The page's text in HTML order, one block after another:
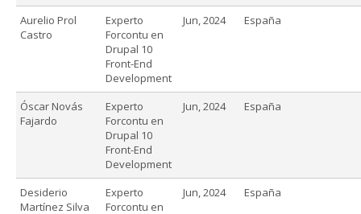
Aurelio Prol
Castro
Experto
Forcontu en
Drupal 10
Front-End
Development
Jun, 2024 España
Óscar Novás
Fajardo
Experto
Forcontu en
Drupal 10
Front-End
Development
Jun, 2024 España
Desiderio
Martínez Silva
Experto
Forcontu en
Jun, 2024 España